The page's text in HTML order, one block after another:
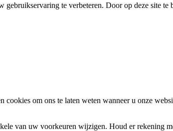
te verbeteren. Door op deze site
om ons te laten weten wanneer u onze
van uw voorkeuren wijzigen. Houd er rekening